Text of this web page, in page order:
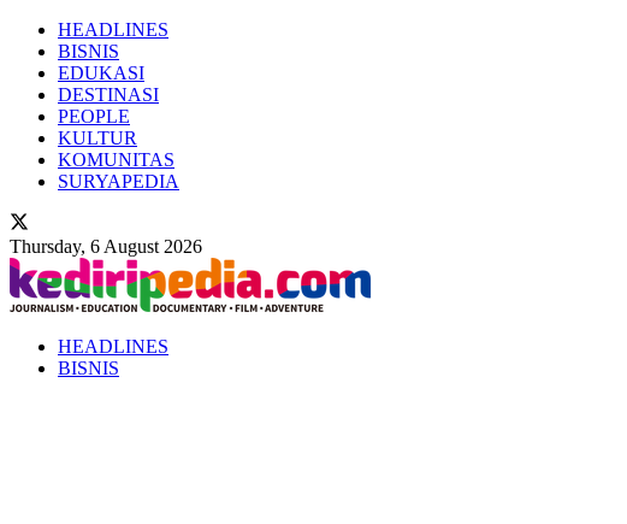
HEADLINES
BISNIS
EDUKASI
DESTINASI
PEOPLE
KULTUR
KOMUNITAS
SURYAPEDIA
Thursday, 6 August 2026
HEADLINES
BISNIS